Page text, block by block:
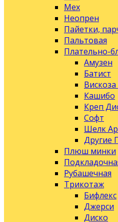
Мех
Неопрен
Пайетки,
Пальтовая
Плательно-
Амузен
Батист
Кашибо
Креп
Софт
Шелк
Другие
Плюш минки
Рубашечная
Трикотаж
Бифлекс
Джерси
Диско